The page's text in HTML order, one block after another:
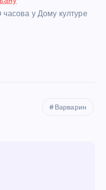
часова у Дому културе
Варварин